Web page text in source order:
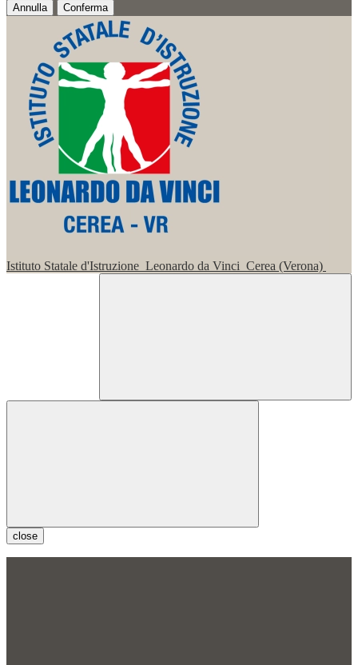
Annulla Conferma
Istituto Statale d'Istruzione Leonardo da Vinci Cerea (Verona)
close